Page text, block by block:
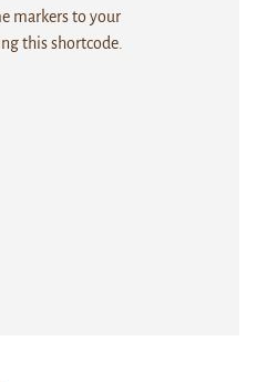
markers to your
this shortcode.